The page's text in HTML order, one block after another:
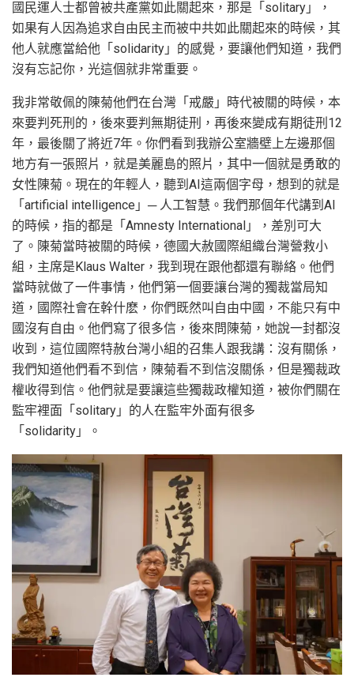
國民運人士都曾被共產黨如此關起來，那是「solitary」，
如果有人因為追求自由民主而被中共如此關起來的時候，其
他人就應當給他「solidarity」的感覺，要讓他們知道，我們
沒有忘記你，光這個就非常重要。
我非常敬佩的陳菊他們在台灣「戒嚴」時代被關的時候，本
來要判死刑的，後來要判無期徒刑，再後來變成有期徒刑12
年，最後關了將近7年。你們看到我辦公室牆壁上左邊那個
地方有一張照片，就是美麗島的照片，其中一個就是勇敢的
女性陳菊。現在的年輕人，聽到AI這兩個字母，想到的就是
「artificial intelligence」─ 人工智慧。我們那個年代講到AI
的時候，指的都是「Amnesty International」，差別可大
了。陳菊當時被關的時候，德國大赦國際組織台灣營救小
組，主席是Klaus Walter，我到現在跟他都還有聯絡。他們
當時就做了一件事情，他們第一個要讓台灣的獨裁當局知
道，國際社會在幹什麽，你們既然叫自由中國，不能只有中
國沒有自由。他們寫了很多信，後來問陳菊，她說一封都沒
收到，這位國際特赦台灣小組的召集人跟我講：沒有關係，
我們知道他們看不到信，陳菊看不到信沒關係，但是獨裁政
權收得到信。他們就是要讓這些獨裁政權知道，被你們關在
監牢裡面「solitary」的人在監牢外面有很多
「solidarity」。